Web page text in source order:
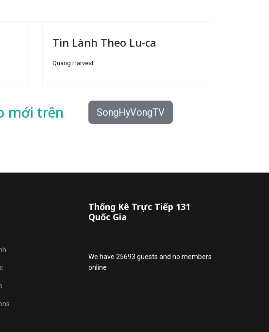
Tin Lành Theo Lu-ca
Quang Harvest
mới trên SongHyVongTV
Thống Kê Trực Tiếp 131
Quốc Gia
We have 25693 guests and no members
online